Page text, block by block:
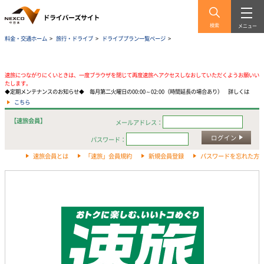
検索 メニュー
料金・交通ホーム > 旅行・ドライブ > ドライブプラン一覧ページ >
速旅につながりにくいときは、一度ブラウザを閉じて再度速旅へアクセスしなおしていただくようお願いい
たします。
◆定期メンテナンスのお知らせ◆ 毎月第二火曜日の00:00～02:00（時間延長の場合あり） 詳しくは
こちら
【速旅会員】
メールアドレス：
パスワード：
ログイン
速旅会員とは 「速旅」会員規約 新規会員登録 パスワードを忘れた方